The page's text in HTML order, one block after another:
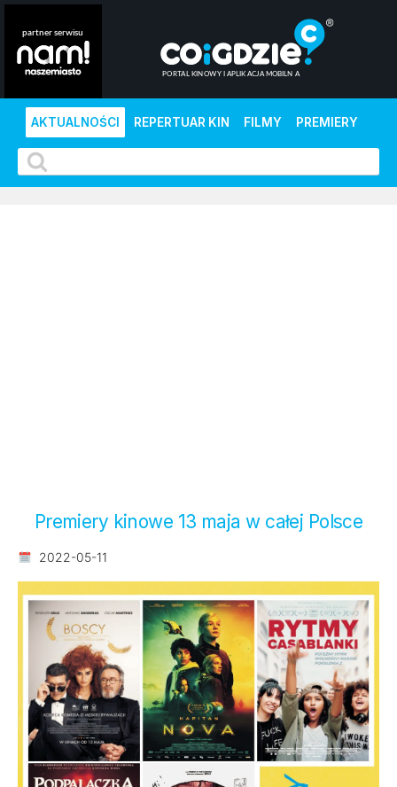
AKTUALNOŚCI REPERTUAR KIN FILMY PREMIERY
Premiery kinowe 13 maja w całej Polsce
2022-05-11